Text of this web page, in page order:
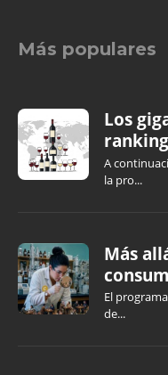
Más populares
Los
A
la pro...
Más
El
de...